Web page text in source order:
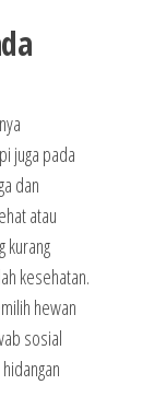
juga pada
dan
atau
kurang
kesehatan.
hewan
sosial